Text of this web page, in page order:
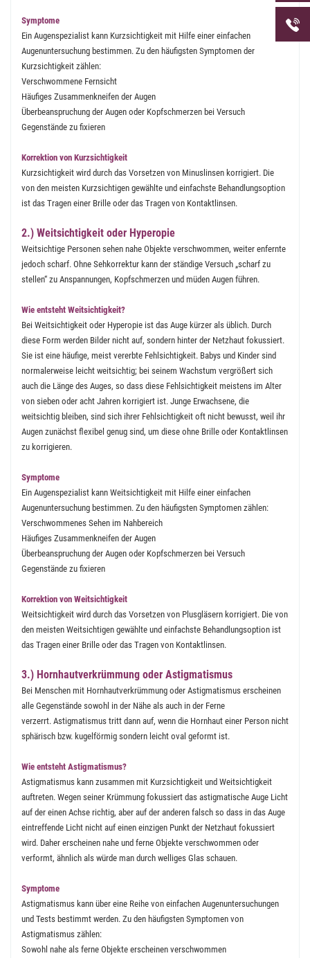
Symptome
Ein Augenspezialist kann Kurzsichtigkeit mit Hilfe einer einfachen
Augenuntersuchung bestimmen. Zu den häufigsten Symptomen der
Kurzsichtigkeit zählen:
Verschwommene Fernsicht
Häufiges Zusammenkneifen der Augen
Überbeanspruchung der Augen oder Kopfschmerzen bei Versuch
Gegenstände zu fixieren
Korrektion von Kurzsichtigkeit
Kurzsichtigkeit wird durch das Vorsetzen von Minuslinsen korrigiert. Die
von den meisten Kurzsichtigen gewählte und einfachste Behandlungsoption
ist das Tragen einer Brille oder das Tragen von Kontaktlinsen.
2.) Weitsichtigkeit oder Hyperopie
Weitsichtige Personen sehen nahe Objekte verschwommen, weiter enfernte
jedoch scharf. Ohne Sehkorrektur kann der ständige Versuch „scharf zu
stellen“ zu Anspannungen, Kopfschmerzen und müden Augen führen.
Wie entsteht Weitsichtigkeit?
Bei Weitsichtigkeit oder Hyperopie ist das Auge kürzer als üblich. Durch
diese Form werden Bilder nicht auf, sondern hinter der Netzhaut fokussiert.
Sie ist eine häufige, meist vererbte Fehlsichtigkeit. Babys und Kinder sind
normalerweise leicht weitsichtig; bei seinem Wachstum vergrößert sich
auch die Länge des Auges, so dass diese Fehlsichtigkeit meistens im Alter
von sieben oder acht Jahren korrigiert ist. Junge Erwachsene, die
weitsichtig bleiben, sind sich ihrer Fehlsichtigkeit oft nicht bewusst, weil ihr
Augen zunächst flexibel genug sind, um diese ohne Brille oder Kontaktlinsen
zu korrigieren.
Symptome
Ein Augenspezialist kann Weitsichtigkeit mit Hilfe einer einfachen
Augenuntersuchung bestimmen. Zu den häufigsten Symptomen zählen:
Verschwommenes Sehen im Nahbereich
Häufiges Zusammenkneifen der Augen
Überbeanspruchung der Augen oder Kopfschmerzen bei Versuch
Gegenstände zu fixieren
Korrektion von Weitsichtigkeit
Weitsichtigkeit wird durch das Vorsetzen von Plusgläsern korrigiert. Die von
den meisten Weitsichtigen gewählte und einfachste Behandlungsoption ist
das Tragen einer Brille oder das Tragen von Kontaktlinsen.
3.) Hornhautverkrümmung oder Astigmatismus
Bei Menschen mit Hornhautverkrümmung oder Astigmatismus erscheinen
alle Gegenstände sowohl in der Nähe als auch in der Ferne
verzerrt. Astigmatismus tritt dann auf, wenn die Hornhaut einer Person nicht
sphärisch bzw. kugelförmig sondern leicht oval geformt ist.
Wie entsteht Astigmatismus?
Astigmatismus kann zusammen mit Kurzsichtigkeit und Weitsichtigkeit
auftreten. Wegen seiner Krümmung fokussiert das astigmatische Auge Licht
auf der einen Achse richtig, aber auf der anderen falsch so dass in das Auge
eintreffende Licht nicht auf einen einzigen Punkt der Netzhaut fokussiert
wird. Daher erscheinen nahe und ferne Objekte verschwommen oder
verformt, ähnlich als würde man durch welliges Glas schauen.
Symptome
Astigmatismus kann über eine Reihe von einfachen Augenuntersuchungen
und Tests bestimmt werden. Zu den häufigsten Symptomen von
Astigmatismus zählen:
Sowohl nahe als ferne Objekte erscheinen verschwommen
uns